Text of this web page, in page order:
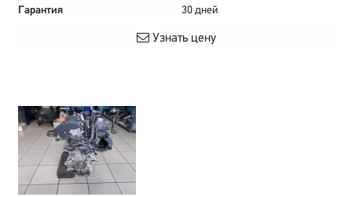
Гарантия
30 дней
Узнать цену